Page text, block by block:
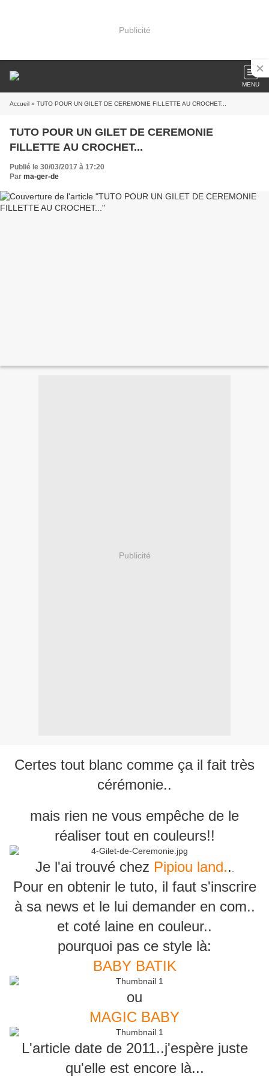
Publicité
MENU
Accueil » TUTO POUR UN GILET DE CEREMONIE FILLETTE AU CROCHET...
TUTO POUR UN GILET DE CEREMONIE
FILLETTE AU CROCHET...
Publié le 30/03/2017 à 17:20
Par ma-ger-de
Publicité
Certes tout blanc comme ça il fait très
cérémonie..
mais rien ne vous empêche de le
réaliser tout en couleurs!!
Je l'ai trouvé chez Pipiou land..
Pour en obtenir le tuto, il faut s'inscrire
à sa news et le lui demander en com..
et coté laine en couleur..
pourquoi pas ce style là:
BABY BATIK
ou
MAGIC BABY
L'article date de 2011..j'espère juste
qu'elle est encore là...